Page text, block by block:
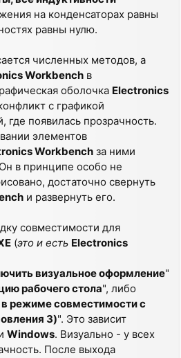
на конденсаторах равны
равны нулю.
численных методов, а
Workbench в
оболочка Electronics
с графикой
где появилась прозрачность.
элементов
Workbench за ними
в принципе особо не
достаточно свернуть
и развернуть его.
совместимости для
(это и есть Electronics
визуальное оформление"
рабочего стола", либо
режиме совместимости с
3)". Это зависит
Windows. Визуально - у всех
После выхода